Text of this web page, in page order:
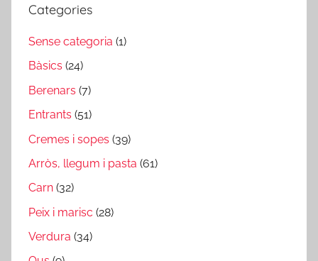
Categories
Sense categoria (1)
Bàsics (24)
Berenars (7)
Entrants (51)
Cremes i sopes (39)
Arròs, llegum i pasta (61)
Carn (32)
Peix i marisc (28)
Verdura (34)